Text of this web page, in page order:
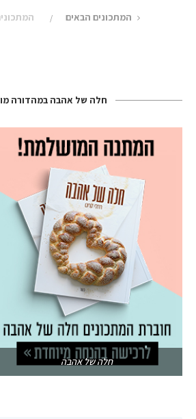
המתכונים הבאים
חלה של אהבה במהדורה
חלה של אהבה